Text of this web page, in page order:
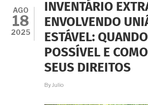
AGO
18
2025
INVENTÁRIO
ENVOLVENDO
ESTÁVEL:
POSSÍVEL E
SEUS DIREITOS
By Julio